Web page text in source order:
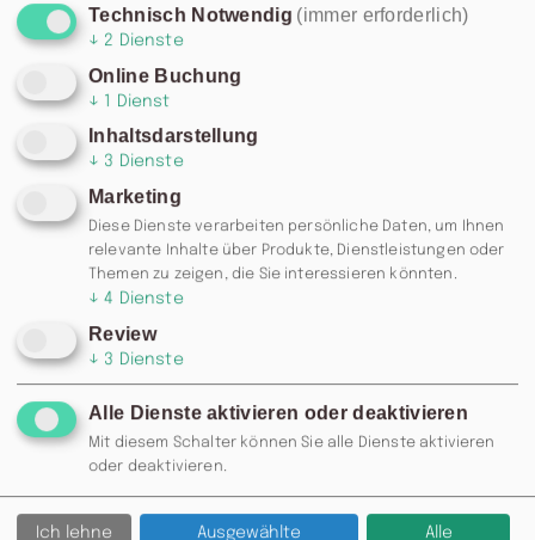
Würschnitz, liegt dasWasserschloss Klaffenbach
Umrandet von einem Wassergraben und
eingebettet in einen Landschaftspark mit
Golfplatz und Wegen zum Flanieren, verzaubert
das beliebte Ausflugsziel seine Besucher. Das
Gesamtkunstwerk aus Renaissance-Schloss und
u-förmig angeordneten Nebengelassen
beheimatet neben einem Hotel verschiedene
Restaurants und Kunsthandwerk-Ateliers. Hier
können Sie verschiedene Ausstellungen und
Veranstaltungen in historischer Kulisse besuchen
- von Konzerten, über Seminare bis hin zu
Festlichkeiten.
ZURÜCK
Technisch Notwendig (immer erforderlich)
↓ 2 Dienste
Online Buchung
↓ 1 Dienst
Inhaltsdarstellung
↓ 3 Dienste
Marketing
Diese Dienste verarbeiten persönliche Daten, um Ihnen
relevante Inhalte über Produkte, Dienstleistungen oder
Themen zu zeigen, die Sie interessieren könnten.
↓ 4 Dienste
Review
↓ 3 Dienste
Alle Dienste aktivieren oder deaktivieren
Mit diesem Schalter können Sie alle Dienste aktivieren
oder deaktivieren.
Ich lehne
Ausgewählte
Alle